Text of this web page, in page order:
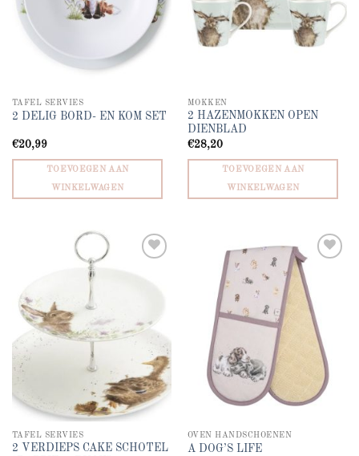
TAFEL SERVIES
2 DELIG BORD- EN KOM SET
€20,99
TOEVOEGEN AAN
WINKELWAGEN
MOKKEN
2 HAZENMOKKEN OPEN
DIENBLAD
€28,20
TOEVOEGEN AAN
WINKELWAGEN
TAFEL SERVIES
2 VERDIEPS CAKE SCHOTEL
OVEN HANDSCHOENEN
A DOG’S LIFE